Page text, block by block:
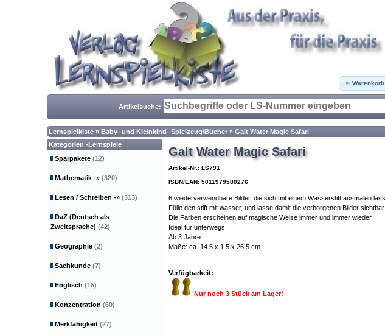
Warenkorb
Artikelsuche:
Lernspielkiste » Baby- und Kleinkind- Spielzeug/Bücher » Galt Water Magic Safari
Galt Water Magic Safari
Artikel-Nr.: LS791
ISBN/EAN: 5011979580276
6 wiederverwendbare Bilder, die sich mit einem Wasserstift ausmalen
Fülle den stift mit wasser, und lasse damit die verborgenen Bilder sichtbar
Die Farben erscheinen auf magische Weise immer und immer wieder.
Ideal für unterwegs.
Ab 3 Jahre
Maße: ca. 14.5 x 1.5 x 26.5 cm
Verfügbarkeit:
Nur noch 3 Stück am Lager!
Kategorien -Lernspiele
Sparpakete (12)
Mathematik -» (320)
Lesen / Schreiben -» (313)
DaZ (Deutsch als
Zweitsprache) (42)
Geographie (2)
Sachkunde (7)
Englisch (15)
Konzentration (60)
Merkfähigkeit (27)